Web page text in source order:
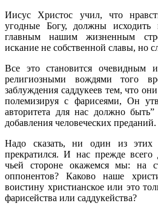
Иисус Христос учил, что
угодные Богу, должны
главным нашим жиз­ненным
искание не собственной славы, но
Все это становится очевидным
религи­озными вождями того
заблуждения садду­кеев тем, что
полемизируя с фарисея­ми, Он
авторитета для нас должно
добавления человеческих преданий.
Надо сказать, ни один из
прекратился. И нас прежде всего
чьей стороне окажемся мы: на
оппонентов? Каково наше
воистину христианское или это
фарисейства или саддукейства?